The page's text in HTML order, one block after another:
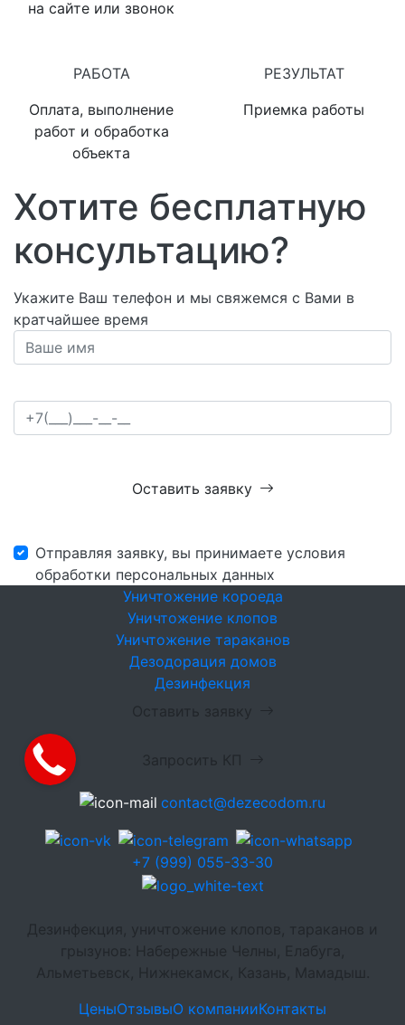
на сайте или звонок
РАБОТА
Оплата, выполнение
работ и обработка
объекта
РЕЗУЛЬТАТ
Приемка работы
Хотите бесплатную
консультацию?
Укажите Ваш телефон и мы свяжемся с Вами в
кратчайшее время
Оставить заявку
Отправляя заявку, вы принимаете условия
обработки персональных данных
Уничтожение короеда
Уничтожение клопов
Уничтожение тараканов
Дезодорация домов
Дезинфекция
Дезинфекция, уничтожение клопов, тараканов и
грызунов: Набережные Челны, Елабуга,
Альметьевск, Нижнекамск, Казань, Мамадыш.
Оставить заявку
Запросить КП
contact@dezecodom.ru
+7 (999) 055-33-30
ЦеныОтзывыО компанииКонтакты